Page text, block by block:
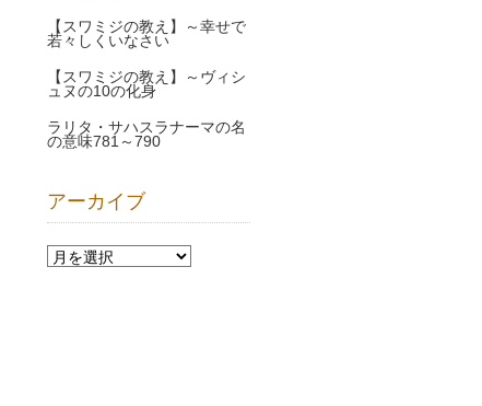
【スワミジの教え】～幸せで
若々しくいなさい
【スワミジの教え】～ヴィシ
ュヌの10の化身
ラリタ・サハスラナーマの名
の意味781～790
アーカイブ